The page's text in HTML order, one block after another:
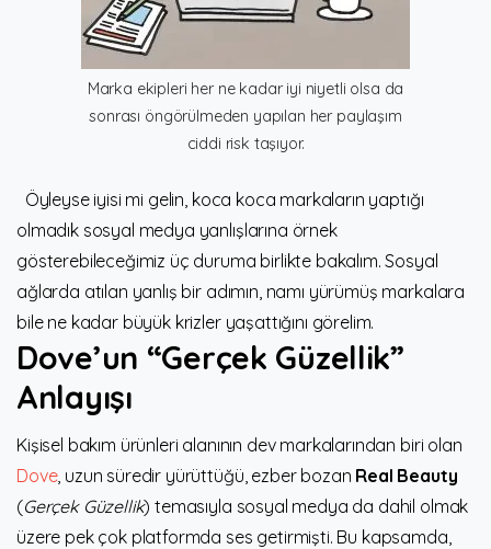
Marka ekipleri her ne kadar iyi niyetli olsa da
sonrası öngörülmeden yapılan her paylaşım
ciddi risk taşıyor.
Öyleyse iyisi mi gelin, koca koca markaların yaptığı
olmadık sosyal medya yanlışlarına örnek
gösterebileceğimiz üç duruma birlikte bakalım. Sosyal
ağlarda atılan yanlış bir adımın, namı yürümüş markalara
bile ne kadar büyük krizler yaşattığını görelim.
Dove’un “Gerçek Güzellik”
Anlayışı
Kişisel bakım ürünleri alanının dev markalarından biri olan
Dove, uzun süredir yürüttüğü, ezber bozan Real Beauty
(Gerçek Güzellik) temasıyla sosyal medya da dahil olmak
üzere pek çok platformda ses getirmişti. Bu kapsamda,